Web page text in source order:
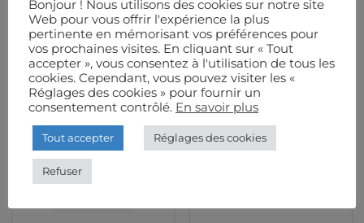
2500W Ivanhoe
196,00€ HT /JOUR
575W Buxie
77,00€ /JOUR
Bonjour ! Nous utilisons des cookies sur notre site
Web pour vous offrir l'expérience la plus
pertinente en mémorisant vos préférences pour
vos prochaines visites. En cliquant sur « Tout
accepter », vous consentez à l'utilisation de tous les
cookies. Cependant, vous pouvez visiter les «
Réglages des cookies » pour fournir un
consentement contrôlé. En savoir plus
Tout accepter Réglages des cookies
Refuser